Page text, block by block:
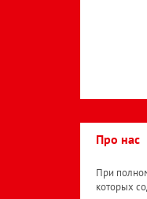
Про нас
При
которых